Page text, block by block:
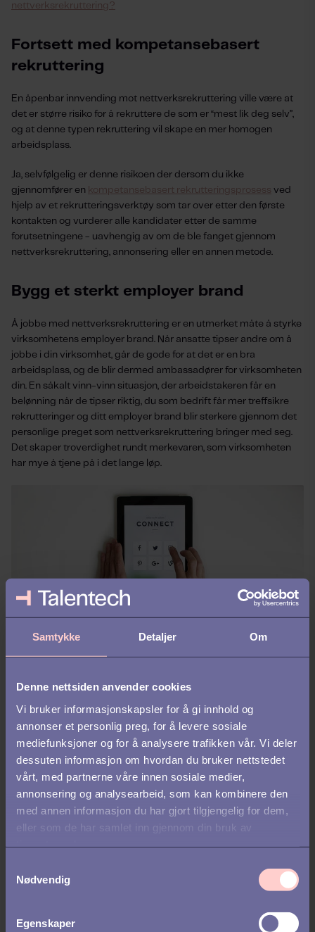
Samtykke Detaljer Om
Denne nettsiden anvender cookies
Vi bruker informasjonskapsler for å gi innhold og
annonser et personlig preg, for å levere sosiale
mediefunksjoner og for å analysere trafikken vår. Vi deler
dessuten informasjon om hvordan du bruker nettstedet
vårt, med partnerne våre innen sosiale medier,
annonsering og analysearbeid, som kan kombinere den
med annen informasjon du har gjort tilgjengelig for dem,
eller som de har samlet inn gjennom din bruk av
Nødvendig
Egenskaper
nettverksrekruttering?
Fortsett med kompetansebasert
rekruttering
En åpenbar innvending mot nettverksrekruttering ville være at
det er større risiko for å rekruttere de som er “mest lik deg selv”,
og at denne typen rekruttering vil skape en mer homogen
arbeidsplass.
Ja, selvfølgelig er denne risikoen der dersom du ikke
gjennomfører en kompetansebasert rekrutteringsprosess ved
hjelp av et rekrutteringsverktøy som tar over etter den første
kontakten og vurderer alle kandidater etter de samme
forutsetningene - uavhengig av om de ble fanget gjennom
nettverksrekruttering, annonsering eller en annen metode.
Bygg et sterkt employer brand
Å jobbe med nettverksrekruttering er en utmerket måte å styrke
virksomhetens employer brand. Når ansatte tipser andre om å
jobbe i din virksomhet, går de gode for at det er en bra
arbeidsplass, og de blir dermed ambassadører for virksomheten
din. En såkalt vinn-vinn situasjon, der arbeidstakeren får en
belønning når de tipser riktig, du som bedrift får mer treffsikre
rekrutteringer og ditt employer brand blir sterkere gjennom det
personlige preget som nettverksrekruttering bringer med seg.
Det skaper troverdighet rundt merkevaren, som virksomheten
har mye å tjene på i det lange løp.
Bedre time-to-hire– Sammenlignet med rekruttering via
en karriereside, har nettverksrekruttering vist seg å være
55 prosent raskere.
Høyere treffsikkerhet– I en normal rekrutteringsprosess
går omtrent 8-10 prosent av kandidatene til et første
intervju, mens tallet ved hjelp av nettverksrekruttering kan
med tradisjonell rekruttering, med ca. 10 prosent i
konvertering, er dette utrolig sterke resultater.
– Ved å bruke nettverksrekruttering i